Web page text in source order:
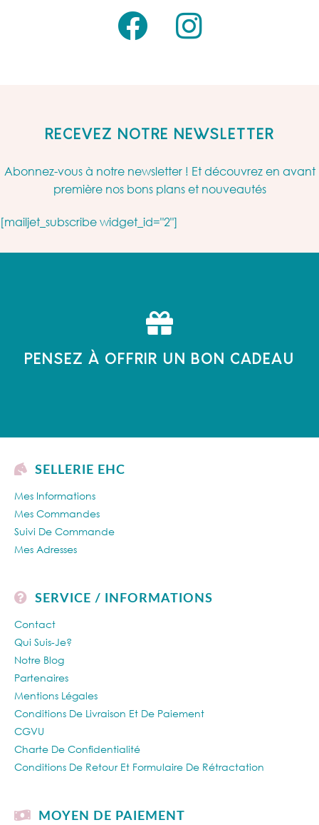
RECEVEZ NOTRE NEWSLETTER
Abonnez-vous à notre newsletter ! Et découvrez en avant
première nos bons plans et nouveautés
[mailjet_subscribe widget_id="2"]
PENSEZ À OFFRIR UN BON CADEAU
SELLERIE EHC
Mes Informations
Mes Commandes
Suivi De Commande
Mes Adresses
SERVICE / INFORMATIONS
Contact
Qui Suis-Je?
Notre Blog
Partenaires
Mentions Légales
Conditions De Livraison Et De Paiement
CGVU
Charte De Confidentialité
Conditions De Retour Et Formulaire De Rétractation
MOYEN DE PAIEMENT